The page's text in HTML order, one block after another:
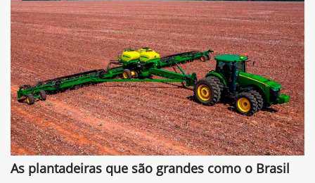
As plantadeiras que são grandes como o Brasil